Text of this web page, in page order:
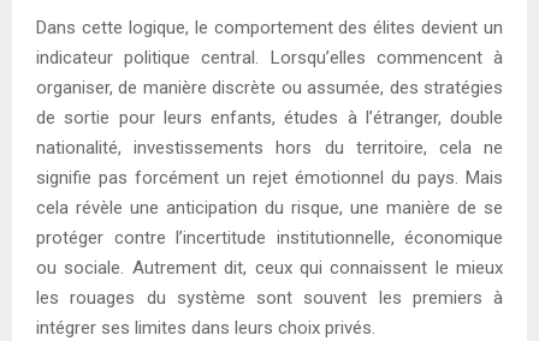
Dans cette logique, le comportement des élites devient un
indicateur politique central. Lorsqu’elles commencent à
organiser, de manière discrète ou assumée, des stratégies
de sortie pour leurs enfants, études à l’étranger, double
nationalité, investissements hors du territoire, cela ne
signifie pas forcément un rejet émotionnel du pays. Mais
cela révèle une anticipation du risque, une manière de se
protéger contre l’incertitude institutionnelle, économique
ou sociale. Autrement dit, ceux qui connaissent le mieux
les rouages du système sont souvent les premiers à
intégrer ses limites dans leurs choix privés.